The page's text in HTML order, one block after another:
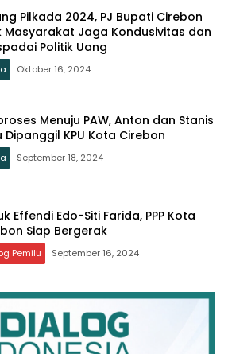
Pilkada 2024, PJ Bupati Cirebon
Masyarakat Jaga Kondusivitas dan
Politik Uang
Oktober 16, 2024
Menuju PAW, Anton dan Stanis
Dipanggil KPU Kota Cirebon
September 18, 2024
Effendi Edo-Siti Farida, PPP Kota
Siap Bergerak
Pemilu September 16, 2024